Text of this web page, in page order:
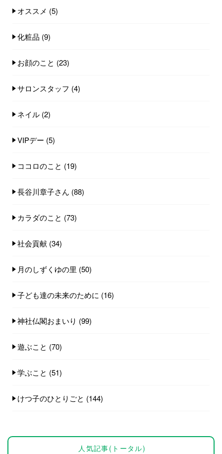
オススメ (5)
化粧品 (9)
お顔のこと (23)
サロンスタッフ (4)
ネイル (2)
VIPデー (5)
ココロのこと (19)
長谷川章子さん (88)
カラダのこと (73)
社会貢献 (34)
月のしずくゆの里 (50)
子ども達の未来のために (16)
神社仏閣おまいり (99)
遊ぶこと (70)
学ぶこと (51)
けつ子のひとりごと (144)
人気記事(トータル)